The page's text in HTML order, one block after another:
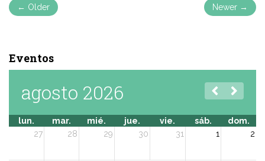
← Older Newer →
Eventos
agosto 2026
lun. mar. mié. jue. vie. sáb.
dom.
27
28 29 30 31 1 2